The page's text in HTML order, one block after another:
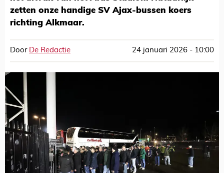
zetten onze handige SV Ajax-bussen koers
richting Alkmaar.
Door De Redactie 24 januari 2026 - 10:00